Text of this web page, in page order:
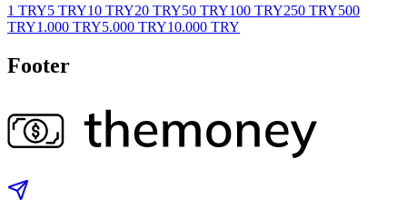
1 TRY5 TRY10 TRY20 TRY50 TRY100 TRY250 TRY500
TRY1.000 TRY5.000 TRY10.000 TRY
Footer